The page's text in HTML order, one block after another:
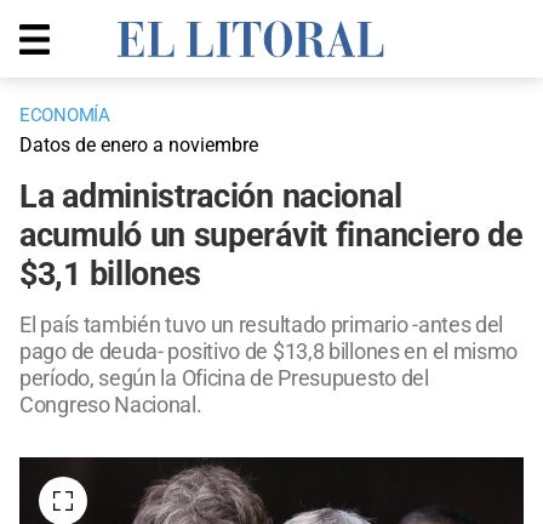
ECONOMÍA
Datos de enero a noviembre
La administración nacional
acumuló un superávit financiero de
$3,1 billones
El país también tuvo un resultado primario -antes del
pago de deuda- positivo de $13,8 billones en el mismo
período, según la Oficina de Presupuesto del
Congreso Nacional.